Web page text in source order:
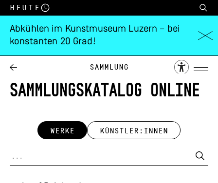
Heute
Abkühlen im Kunstmuseum Luzern – bei
konstanten 20 Grad!
Sammlung
SAMMLUNGSKATALOG ONLINE
WERKE KÜNSTLER:INNEN